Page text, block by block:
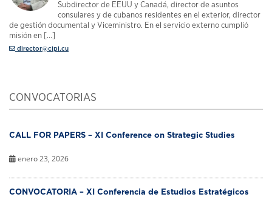
Subdirector de EEUU y Canadá, director de asuntos
consulares y de cubanos residentes en el exterior, director
de gestión documental y Viceministro. En el servicio externo cumplió
misión en [...]
director@cipi.cu
CONVOCATORIAS
CALL FOR PAPERS – XI Conference on Strategic Studies
enero 23, 2026
CONVOCATORIA – XI Conferencia de Estudios Estratégicos